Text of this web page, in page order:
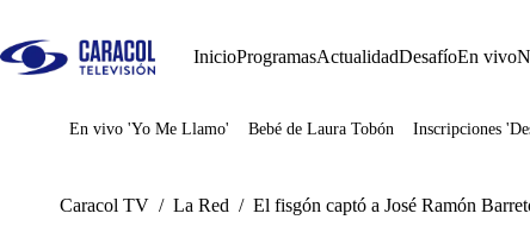
InicioProgramasActualidadDesafíoEn vivo
Juegos
En vivo 'Yo Me Llamo' Bebé de Laura Tobón Inscripciones
Caracol TV / La Red / El fisgón captó a José Ramón